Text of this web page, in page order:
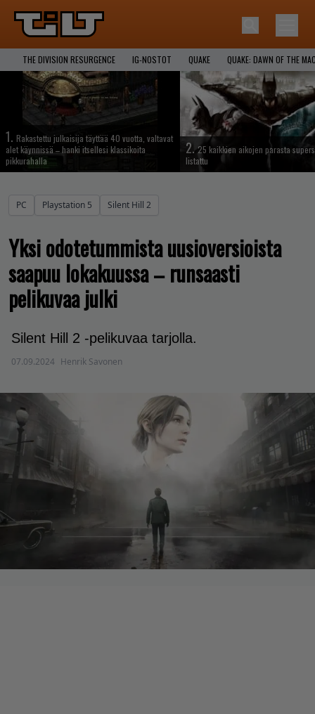
THE DIVISION RESURGENCE IG-NOSTOT QUAKE QUAKE: DAWN OF THE
1. Rakastettu julkaisija täyttää 40 vuotta, valtavat
alet käynnissä – hanki itsellesi klassikoita
pikkurahalla
2.25 kaikkien aikojen parasta
listattu
PC Playstation 5 Silent Hill 2
Yksi odotetummista uusioversioista
saapuu lokakuussa – runsaasti
pelikuvaa julki
Silent Hill 2 -pelikuvaa tarjolla.
07.09.2024 Henrik Savonen